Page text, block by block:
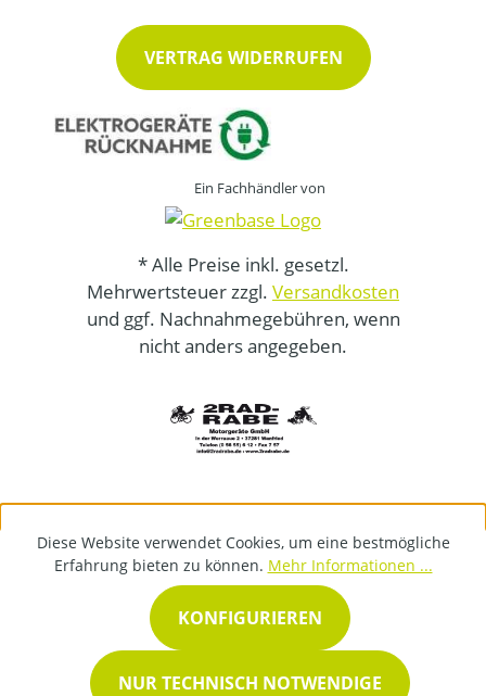
VERTRAG WIDERRUFEN
Ein Fachhändler von
* Alle Preise inkl. gesetzl.
Mehrwertsteuer zzgl. Versandkosten
und ggf. Nachnahmegebühren, wenn
nicht anders angegeben.
Diese Website verwendet Cookies, um eine bestmögliche
Erfahrung bieten zu können. Mehr Informationen ...
NUR TECHNISCH NOTWENDIGE
KONFIGURIEREN